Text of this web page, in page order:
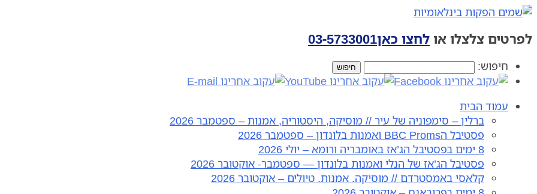
לפרטים צלצלו או לחצו כאן03-5733001
חיפוש:
עמוד הבית
ברלין – סימפוניה של עיר // מוסיקה, היסטוריה, אמנות – ספטמבר 2026
פסטיבל הBBC Proms ואמנות בלונדון – ספטמבר 2026
8 ימים בפסטיבל הג’אז באומבריה ורומא – יולי 2026
פסטיבל הג’אז של הנלי ואמנות בלונדון — ספטמבר- אוקטובר 2026
קלאסי באמסטרדם // מוסיקה. אמנות. טיולים – אוקטובר 2026